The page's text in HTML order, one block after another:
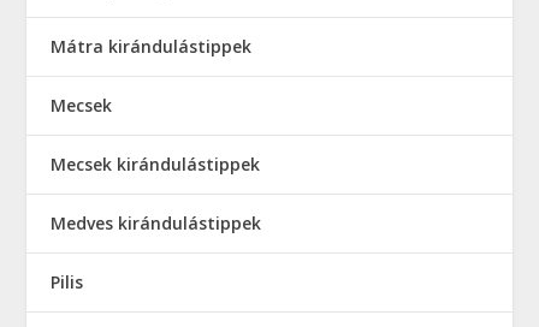
Mátra kirándulástippek
Mecsek
Mecsek kirándulástippek
Medves kirándulástippek
Pilis